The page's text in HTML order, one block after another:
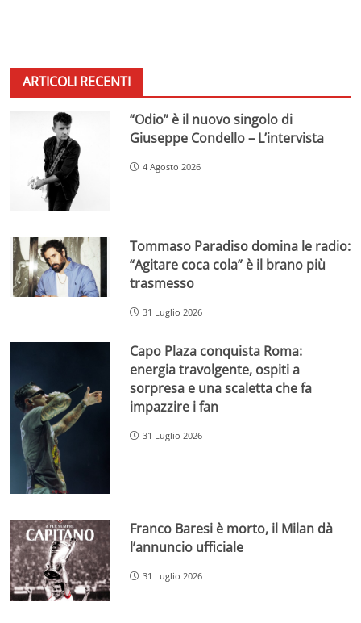
ARTICOLI RECENTI
“Odio” è il nuovo singolo di
Giuseppe Condello – L’intervista
4 Agosto 2026
Tommaso Paradiso domina le radio:
“Agitare coca cola” è il brano più
trasmesso
31 Luglio 2026
Capo Plaza conquista Roma:
energia travolgente, ospiti a
sorpresa e una scaletta che fa
impazzire i fan
31 Luglio 2026
Franco Baresi è morto, il Milan dà
l’annuncio ufficiale
31 Luglio 2026